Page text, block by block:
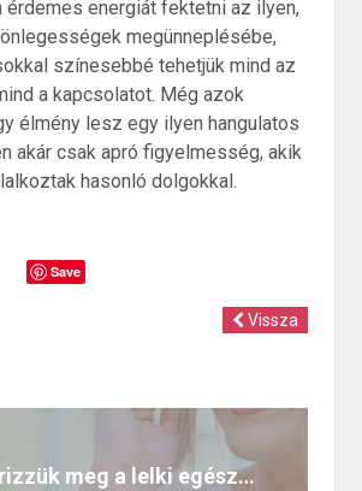
érdemes energiát fektetni az ilyen,
megünneplésébe,
színesebbé tehetjük mind az
a kapcsolatot. Még azok
élmény lesz egy ilyen hangulatos
akár csak apró figyelmesség, akik
hasonló dolgokkal.
Save
Vissza
Hogyan őrizzük meg a lelki egészségünket a Sugar randizás során?